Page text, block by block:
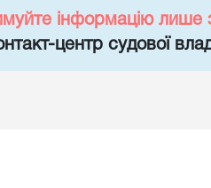
інформацію лише
центр судової